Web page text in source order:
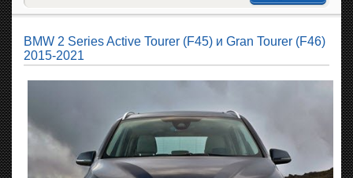
BMW 2 Series Active Tourer (F45) и Gran Tourer (F46)
2015-2021